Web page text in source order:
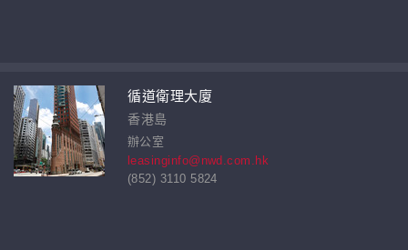
循道衛理大廈
香港島
辦公室
leasinginfo@nwd.com.hk
(852) 3110 5824